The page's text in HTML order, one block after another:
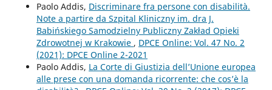
Paolo Addis, Discriminare fra persone con disabilità.
Note a partire da Szpital Kliniczny im. dra J.
Babińskiego Samodzielny Publiczny Zakład Opieki
Zdrowotnej w Krakowie , DPCE Online: Vol. 47 No. 2
(2021): DPCE Online 2-2021
Paolo Addis, La Corte di Giustizia dell’Unione europea
alle prese con una domanda ricorrente: che cos’è la